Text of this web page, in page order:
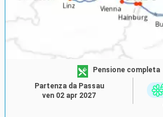
Pensione completa
Partenza da Passau
ven 02 apr 2027